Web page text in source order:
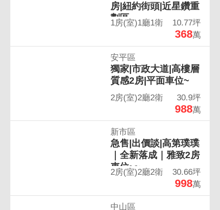
房|紐約街頭|近星鑽重
劃區~
1房(室)1廳1衛 10.77坪
368萬
安平區
獨家|市政大道|高樓層
質感2房|平面車位~
2房(室)2廳2衛 30.9坪
988萬
新市區
急售|出價談|高第璞璞
｜全新落成｜雅致2房
車位~~
2房(室)2廳2衛 30.66坪
998萬
中山區